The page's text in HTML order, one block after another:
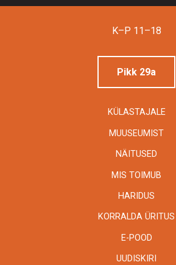
K–P 11–18
Pikk 29a
KÜLASTAJALE
MUUSEUMIST
NÄITUSED
MIS TOIMUB
HARIDUS
KORRALDA ÜRITUS
E-POOD
UUDISKIRI